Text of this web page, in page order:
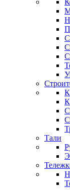
Тали